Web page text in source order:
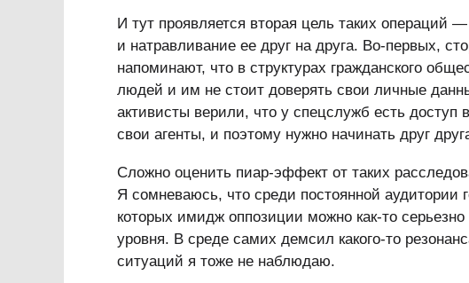
И тут проявляется вторая цель таких операций
и натравливание ее друг на друга. Во-первых,
напоминают, что в структурах гражданского
людей и им не стоит доверять свои личные
активисты верили, что у спецслужб есть доступ
свои агенты, и поэтому нужно начинать друг
Сложно оценить пиар-эффект от таких
Я сомневаюсь, что среди постоянной
которых имидж оппозиции можно как-то
уровня. В среде самих демсил какого-то
ситуаций я тоже не наблюдаю.